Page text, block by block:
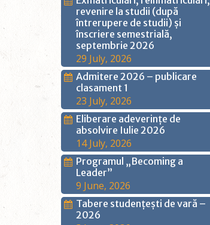
revenire la studii (după
întrerupere de studii) și
înscriere semestrială,
septembrie 2026
29 July, 2026
Admitere 2026 – publicare
clasament 1
23 July, 2026
Eliberare adeverințe de
absolvire Iulie 2026
14 July, 2026
Programul „Becoming a
Leader”
9 June, 2026
Tabere studențești de vară –
2026